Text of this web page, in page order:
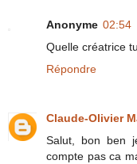
Anonyme 02:54
Quelle créatrice
Répondre
Claude-Olivier
Salut, bon ben
compte pas ca